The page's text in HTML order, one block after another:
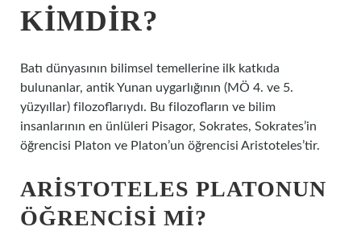
KIMDIR?
Batı dünyasının bilimsel temellerine ilk katkıda
bulunanlar, antik Yunan uygarlığının (MÖ 4. ve 5.
yüzyıllar) filozoflarıydı. Bu filozofların ve bilim
insanlarının en ünlüleri Pisagor, Sokrates, Sokrates’in
öğrencisi Platon ve Platon’un öğrencisi Aristoteles’tir.
ARISTOTELES PLATONUN
ÖĞRENCISI MI?